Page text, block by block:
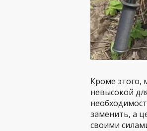
Кроме этого,
невысокой
заменить, а
своими